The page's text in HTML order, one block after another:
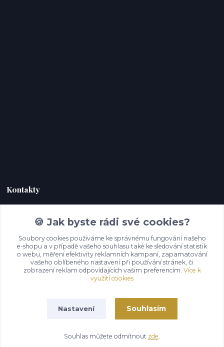
Kontakty
Zákaznická podpora Hoky kůže
+420 732 292 232
(Po-Pá, 9-18 hod.)
info@hoky-kuze.cz
Vytvořeno na Eshop-rychle.cz
🍪 Jak byste rádi své cookies?
Soubory cookies používáme ke správnému fungování našeho
e-shopu a v případě vašeho souhlasu také ke sledování statistik
o webu, měření efektivity reklamních kampaní, zapamatování
vašeho oblíbeného nastavení při používání stránek, či
zobrazení reklam odpovídajících vašim preferencím. Více k
využití cookies
Nastavení Souhlasím
Souhlas můžete odmítnout zde